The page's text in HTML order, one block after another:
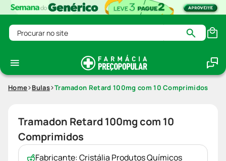
Procurar no site
Home Bulas Tramadon Retard 100mg com 10 Comprimidos
Tramadon Retard 100mg com 10
Comprimidos
Fabricante:Cristália Produtos Químicos